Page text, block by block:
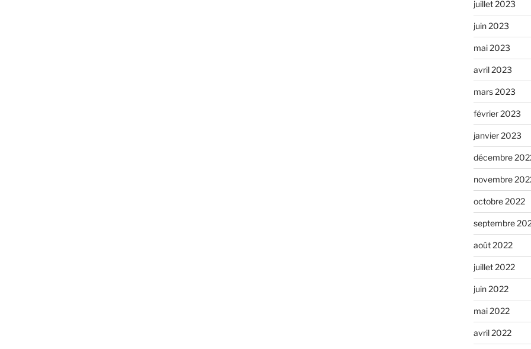
juillet 2023
juin 2023
mai 2023
avril 2023
mars 2023
février 2023
janvier 2023
décembre
novembre
octobre 2022
septembre
août 2022
juillet 2022
juin 2022
mai 2022
avril 2022